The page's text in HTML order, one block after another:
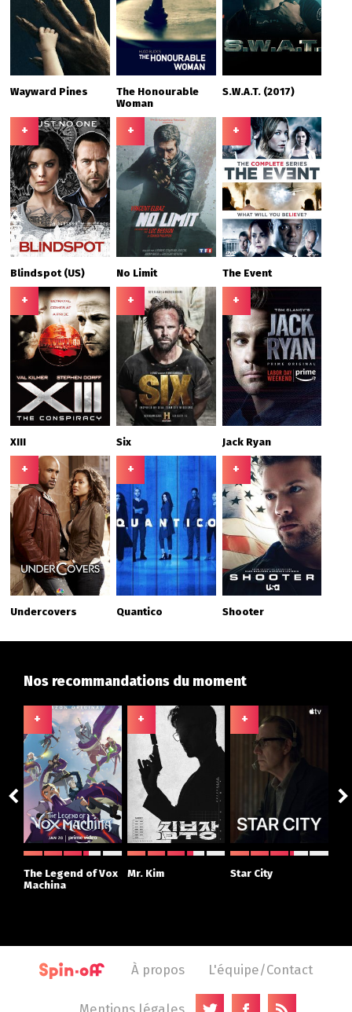
Wayward Pines
The Honourable
Woman
S.W.A.T. (2017)
+
Blindspot (US)
+
No Limit
+
The Event
+
XIII
+
Six
+
Jack Ryan
+
Undercovers
+
Quantico
+
Shooter
Nos recommandations du moment
+
The Legend of Vox
Machina
+
Mr. Kim
+
Star City
À propos L'équipe/Contact
Mentions légales